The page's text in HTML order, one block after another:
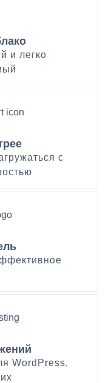
и легко
с
WordPress,